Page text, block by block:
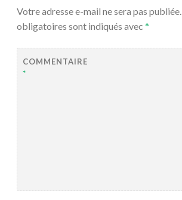
Votre adresse e-mail ne sera pas publiée.
obligatoires sont indiqués avec *
COMMENTAIRE
*